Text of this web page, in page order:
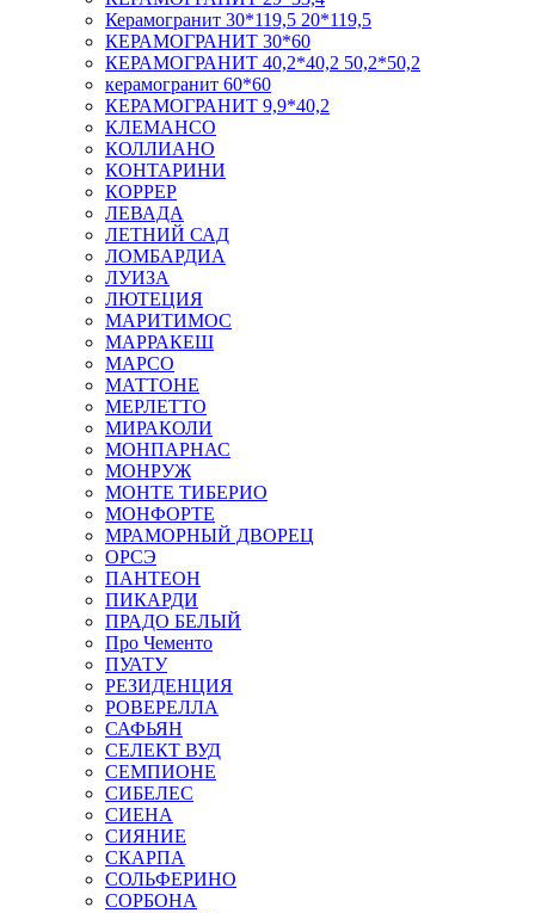
Керамогранит 30*119,5 20*119,5
КЕРАМОГРАНИТ 30*60
КЕРАМОГРАНИТ 40,2*40,2 50,2*50,2
керамогранит 60*60
КЕРАМОГРАНИТ 9,9*40,2
КЛЕМАНСО
КОЛЛИАНО
КОНТАРИНИ
КОРРЕР
ЛЕВАДА
ЛЕТНИЙ САД
ЛОМБАРДИА
ЛУИЗА
ЛЮТЕЦИЯ
МАРИТИМОС
МАРРАКЕШ
МАРСО
МАТТОНЕ
МЕРЛЕТТО
МИРАКОЛИ
МОНПАРНАС
МОНРУЖ
МОНТЕ ТИБЕРИО
МОНФОРТЕ
МРАМОРНЫЙ ДВОРЕЦ
ОРСЭ
ПАНТЕОН
ПИКАРДИ
ПРАДО БЕЛЫЙ
Про Чементо
ПУАТУ
РЕЗИДЕНЦИЯ
РОВЕРЕЛЛА
САФЬЯН
СЕЛЕКТ ВУД
СЕМПИОНЕ
СИБЕЛЕС
СИЕНА
СИЯНИЕ
СКАРПА
СОЛЬФЕРИНО
СОРБОНА